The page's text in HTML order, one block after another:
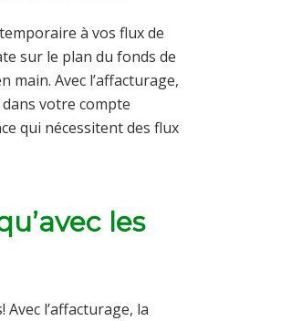
à vos flux de
sur le plan du fonds de
Avec l’affacturage,
votre compte
qui nécessitent des flux
les
l’affacturage, la